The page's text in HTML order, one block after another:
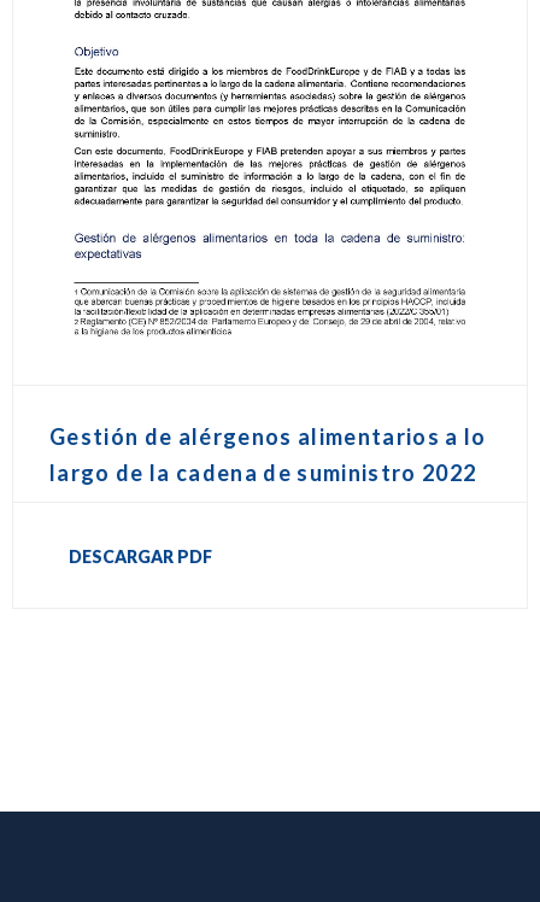
Gestión de alérgenos alimentarios a lo
largo de la cadena de suministro 2022
DESCARGAR PDF